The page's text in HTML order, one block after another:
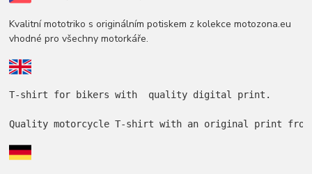
Kvalitní mototriko s originálním potiskem z kolekce motozona.eu
vhodné pro všechny motorkáře.
T-shirt for bikers with  quality digital print.
Quality motorcycle T-shirt with an original print